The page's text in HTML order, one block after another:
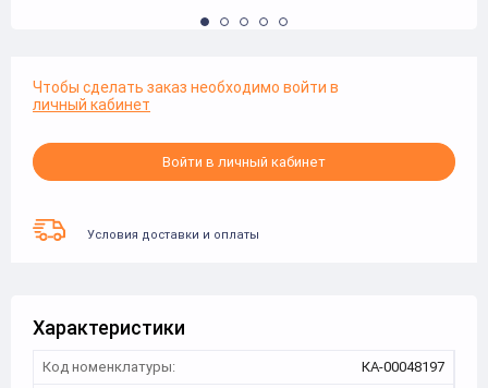
Чтобы сделать заказ необходимо войти в
личный кабинет
Войти в личный кабинет
Условия доставки и оплаты
Характеристики
Код номенклатуры:
КА-00048197